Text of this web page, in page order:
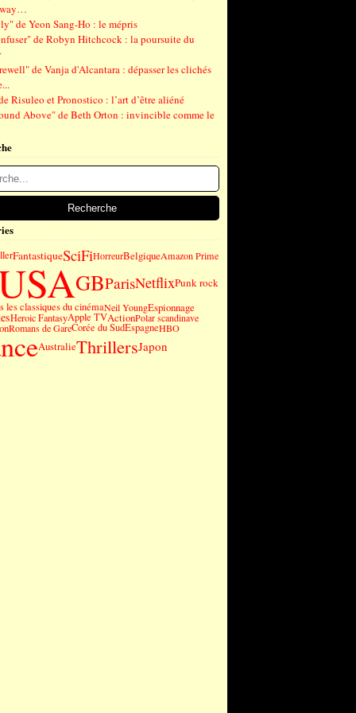
de Yeon Sang-Ho : le mépris
de Robyn Hitchcock : la poursuite du
de Vanja d'Alcantara : dépasser les clichés
Risuleo et Pronostico : l’art d’être aliéné
Above" de Beth Orton : invincible comme le
FantastiqueSciFiHorreurBelgiqueAmazon Prime
GBParisNetflixPunk rock
les classiques du cinémaNeil YoungEspionnage
Heroic FantasyApple TVActionPolar scandinave
Romans de GareCorée du SudEspagneHBO
AustralieThrillersJapon